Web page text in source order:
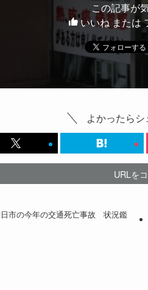
この記事が
いいね または
よかったらシ
URLを
市の今年の交通死亡事故 状況鑑